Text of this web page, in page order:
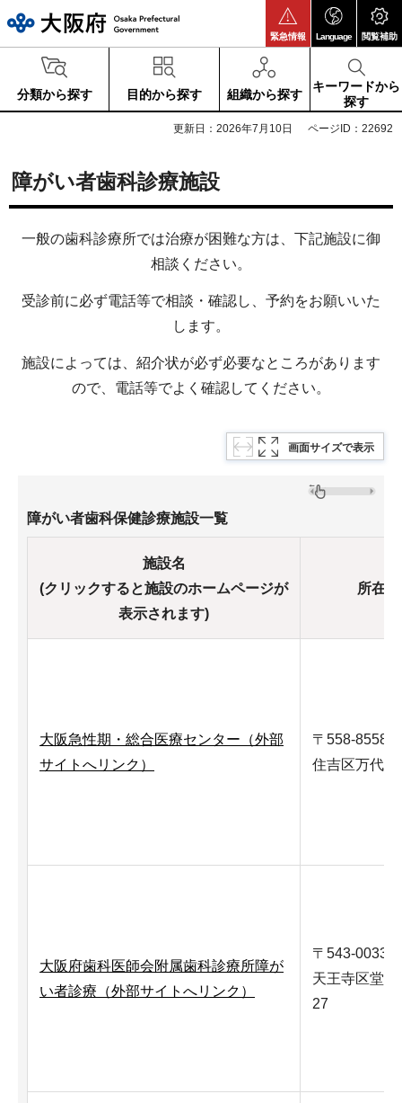
緊急情報 Language 閲覧補助
分類から探す 目的から探す 組織から探す
キーワードから
探す
更新日：2026年7月10日 ページID：22692
障がい者歯科診療施設
一般の歯科診療所では治療が困難な方は、下記施設に御
相談ください。
受診前に必ず電話等で相談・確認し、予約をお願いいた
します。
施設によっては、紹介状が必ず必要なところがあります
ので、電話等でよく確認してください。
画面サイズで表示
障がい者歯科保健診療施設一覧
施設名
(クリックすると施設のホームページが
表示されます)
所在地
大阪急性期・総合医療センター（外部
サイトへリンク）
〒558-8558
住吉区万代東
大阪府歯科医師会附属歯科診療所障が
い者診療（外部サイトへリンク）
〒543-0033
天王寺区堂ケ
27